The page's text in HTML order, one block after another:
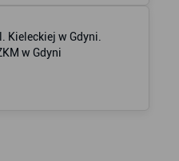
Kieleckiej w Gdyni.
w Gdyni